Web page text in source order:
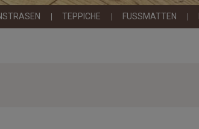
TEPPICHE FUSSMATTEN